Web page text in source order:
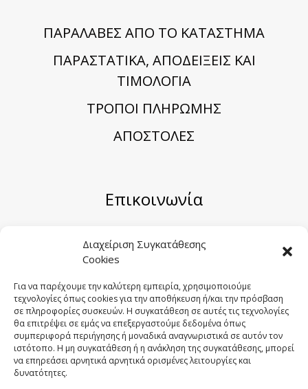
Διαχείριση Συγκατάθεσης
Cookies
Για να παρέχουμε την καλύτερη εμπειρία, χρησιμοποιούμε
τεχνολογίες όπως cookies για την αποθήκευση ή/και την πρόσβαση
σε πληροφορίες συσκευών. Η συγκατάθεση σε αυτές τις τεχνολογίες
θα επιτρέψει σε εμάς να επεξεργαστούμε δεδομένα όπως
συμπεριφορά περιήγησης ή μοναδικά αναγνωριστικά σε αυτόν τον
ιστότοπο. Η μη συγκατάθεση ή η ανάκληση της συγκατάθεσης, μπορεί
να επηρεάσει αρνητικά αρνητικά ορισμένες λειτουργίες και
δυνατότητες.
ΠΑΡΑΛΑΒΕΣ ΑΠΟ ΤΟ ΚΑΤΑΣΤΗΜΑ
ΠΑΡΑΣΤΑΤΙΚΑ, ΑΠΟΔΕΙΞΕΙΣ ΚΑΙ
ΤΙΜΟΛΟΓΙΑ
TΡΟΠΟΙ ΠΛΗΡΩΜΗΣ
ΑΠΟΣΤΟΛΕΣ
Επικοινωνία
Μηριόνου 5-7, Αθήνα 104 41
Email:sales@sygometal.gr
Τηλέφωνο: (+30) 210 3456062 / (+30) 210
3456025
Fax: (+30) 210 3456422